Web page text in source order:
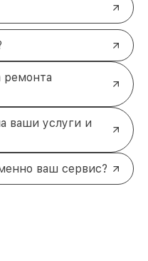
ремонта
ваши услуги и
ваш сервис?